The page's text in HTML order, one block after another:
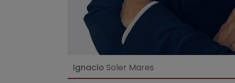
Ignacio Soler Mares